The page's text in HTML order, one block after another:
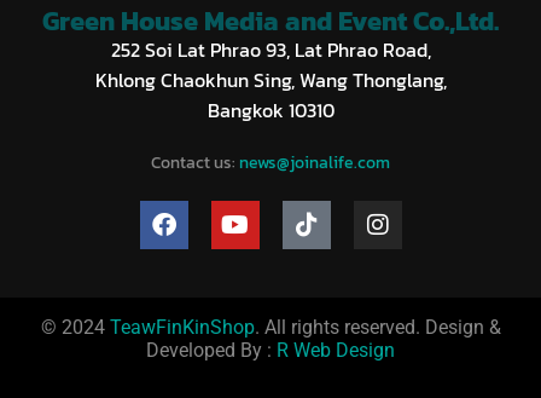
Green House Media and Event Co.,Ltd.
252 Soi Lat Phrao 93, Lat Phrao Road,
Khlong Chaokhun Sing, Wang Thonglang,
Bangkok 10310
Contact us: news@joinalife.com
© 2024 TeawFinKinShop. All rights reserved. Design &
Developed By : R Web Design